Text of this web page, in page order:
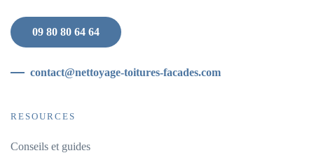
09 80 80 64 64
contact@nettoyage-toitures-facades.com
RESOURCES
Conseils et guides